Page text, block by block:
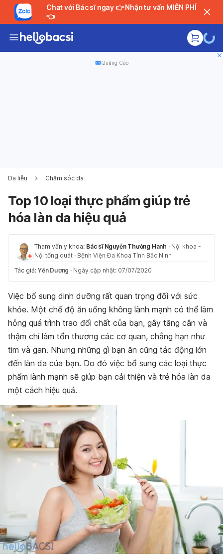
Chat với Bác sĩ ngay 👉 Nhận tư vấn MIỄN PHÍ
👈
Quảng Cáo
Da liễu Chăm sóc da
Top 10 loại thực phẩm giúp trẻ
hóa làn da hiệu quả
Tham vấn y khoa: Bác sĩ Nguyễn Thường Hanh · Nội khoa -
Nội tổng quát · Bệnh Viện Đa Khoa Tỉnh Bắc Ninh
Tác giả: Yến Dương · Ngày cập nhật: 07/07/2020
Việc bổ sung dinh dưỡng rất quan trọng đối với sức
khỏe. Một chế độ ăn uống không lành mạnh có thể làm
hỏng quá trình trao đổi chất của bạn, gây tăng cân và
thậm chí làm tổn thương các cơ quan, chẳng hạn như
tim và gan. Nhưng những gì bạn ăn cũng tác động lớn
đến làn da của bạn. Do đó việc bổ sung các loại thực
phẩm lành mạnh sẽ giúp bạn cải thiện và trẻ hóa làn da
một cách hiệu quả.